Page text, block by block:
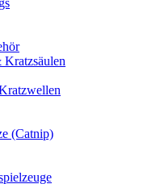
Kratzsäulen
(Catnip)